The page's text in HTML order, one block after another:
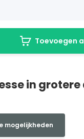
Toevoegen
in
mogelijkheden